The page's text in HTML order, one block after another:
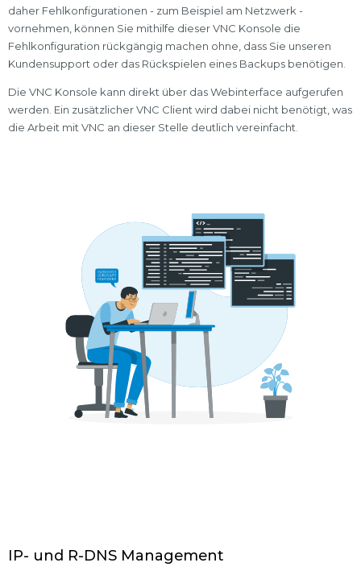
daher Fehlkonfigurationen - zum Beispiel am Netzwerk -
vornehmen, können Sie mithilfe dieser VNC Konsole die
Fehlkonfiguration rückgängig machen ohne, dass Sie unseren
Kundensupport oder das Rückspielen eines Backups benötigen.
Die VNC Konsole kann direkt über das Webinterface aufgerufen
werden. Ein zusätzlicher VNC Client wird dabei nicht benötigt, was
die Arbeit mit VNC an dieser Stelle deutlich vereinfacht.
IP- und R-DNS Management